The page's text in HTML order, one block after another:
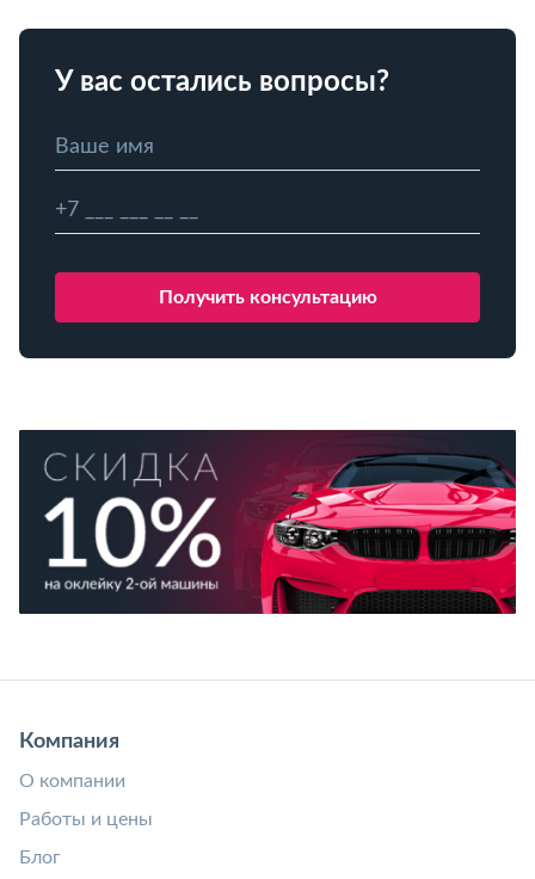
У вас остались вопросы?
Компания
О компании
Работы и цены
Блог